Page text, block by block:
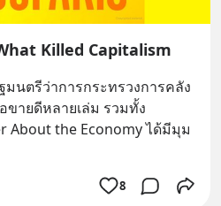
Killed Capitalism
มนตรีว่าการกระทรวงการคลัง
ายดีหลายเล่ม รวมทั้ง
About the Economy ได้มีมุม
8